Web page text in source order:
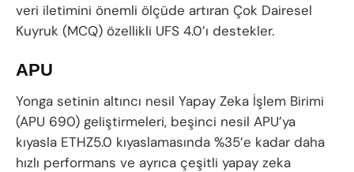
veri iletimini önemli ölçüde artıran Çok Dairesel
Kuyruk (MCQ) özellikli UFS 4.0’ı destekler.
APU
Yonga setinin altıncı nesil Yapay Zeka İşlem Birimi
(APU 690) geliştirmeleri, beşinci nesil APU’ya
kıyasla ETHZ5.0 kıyaslamasında %35’e kadar daha
hızlı performans ve ayrıca çeşitli yapay zeka